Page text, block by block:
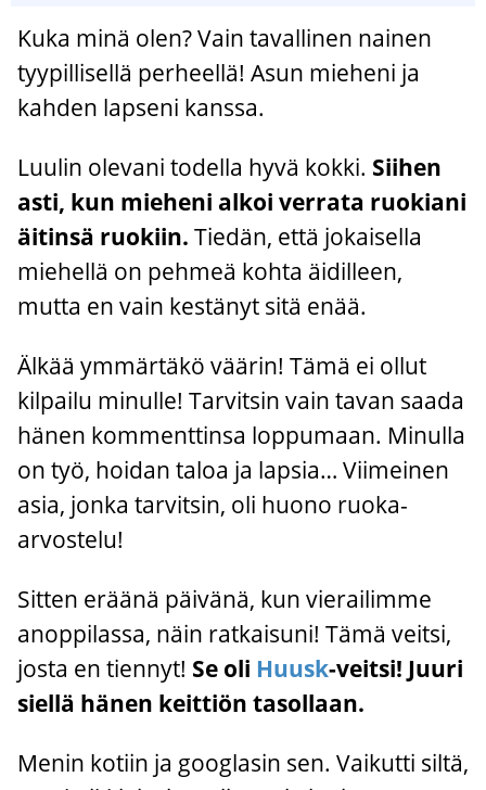
Kuka minä olen? Vain tavallinen nainen
tyypillisellä perheellä! Asun mieheni ja
kahden lapseni kanssa.
Luulin olevani todella hyvä kokki. Siihen
asti, kun mieheni alkoi verrata ruokiani
äitinsä ruokiin. Tiedän, että jokaisella
miehellä on pehmeä kohta äidilleen,
mutta en vain kestänyt sitä enää.
Älkää ymmärtäkö väärin! Tämä ei ollut
kilpailu minulle! Tarvitsin vain tavan saada
hänen kommenttinsa loppumaan. Minulla
on työ, hoidan taloa ja lapsia… Viimeinen
asia, jonka tarvitsin, oli huono ruoka-
arvostelu!
Sitten eräänä päivänä, kun vierailimme
anoppilassa, näin ratkaisuni! Tämä veitsi,
josta en tiennyt! Se oli Huusk-veitsi! Juuri
siellä hänen keittiön tasollaan.
Menin kotiin ja googlasin sen. Vaikutti siltä,